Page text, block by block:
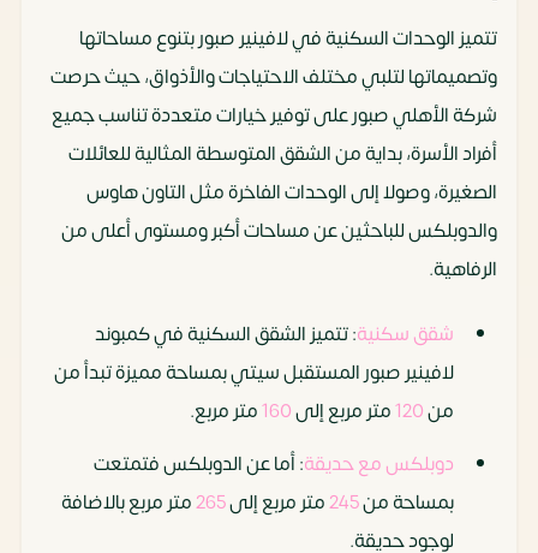
تتميز الوحدات السكنية في لافينير صبور بتنوع مساحاتها
وتصميماتها لتلبي مختلف الاحتياجات والأذواق، حيث حرصت
شركة الأهلي صبور على توفير خيارات متعددة تناسب جميع
أفراد الأسرة، بداية من الشقق المتوسطة المثالية للعائلات
الصغيرة، وصولا إلى الوحدات الفاخرة مثل التاون هاوس
والدوبلكس للباحثين عن مساحات أكبر ومستوى أعلى من
الرفاهية.
شقق سكنية: تتميز الشقق السكنية في كمبوند
لافينير صبور المستقبل سيتي بمساحة مميزة تبدأ من
من120متر مربع إلى160متر مربع.
دوبلكس مع حديقة: أما عن الدوبلكس فتمتعت
بمساحة من245 متر مربع إلى265متر مربع بالاضافة
لوجود حديقة.